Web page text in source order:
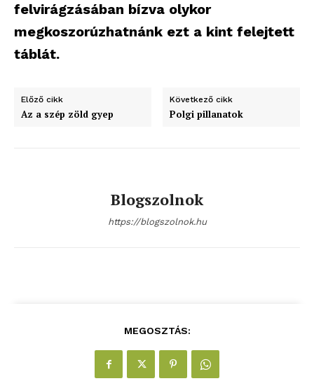
felvirágzásában bízva olykor
megkoszorúzhatnánk ezt a kint felejtett
táblát.
Előző cikk
Az a szép zöld gyep
Következő cikk
Polgi pillanatok
Blogszolnok
https://blogszolnok.hu
MEGOSZTÁS: